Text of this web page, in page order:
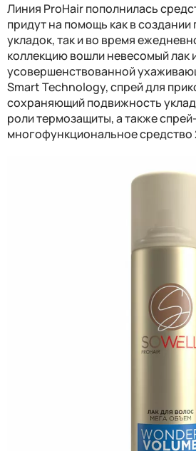
Линия ProHair пополнилась
придут на помощь как в
укладок, так и во время
коллекцию вошли невесомый лак
усовершенствованной
Smart Technology, спрей для
сохраняющий подвижность
роли термозащиты, а также
многофункциональное средство